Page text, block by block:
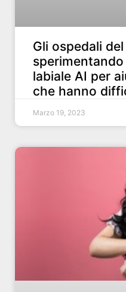
Gli ospedali
sperimentando
labiale AI per
che hanno
Marzo 19, 2023